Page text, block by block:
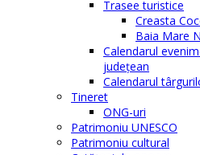
Trasee turistice
Creasta
Baia Mare
Calendarul
judeţean
Calendarul
Tineret
ONG-uri
Patrimoniu UNESCO
Patrimoniu cultural